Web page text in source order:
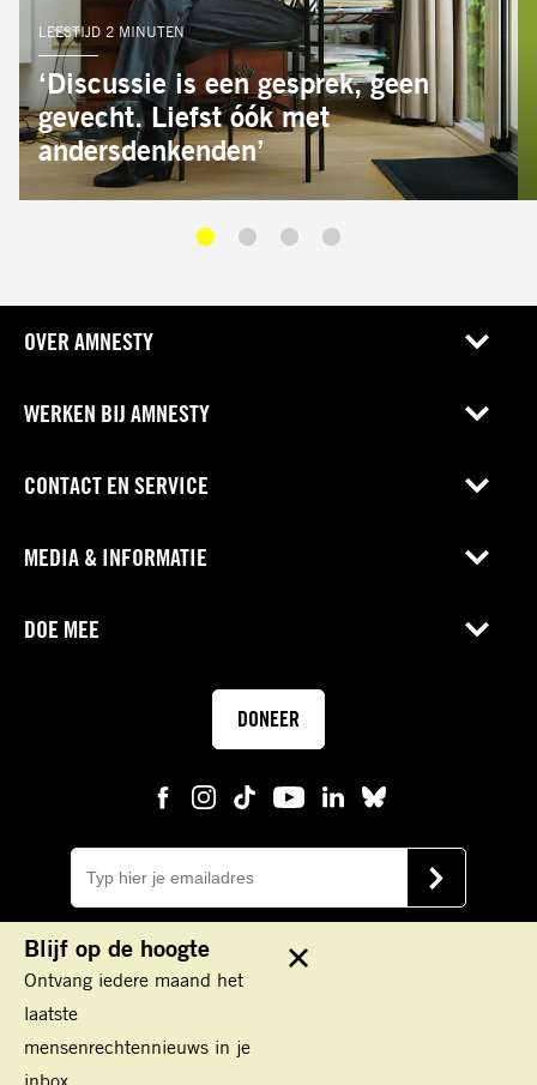
‘Discussie is een gesprek, geen
gevecht. Liefst óók met
andersdenkenden’
LEESTIJD 2 MINUTEN
OVER AMNESTY
WERKEN BIJ AMNESTY
CONTACT EN SERVICE
MEDIA & INFORMATIE
DOE MEE
DONEER
mail
VERSTUUR
Keizersgracht 177
Blijf op de hoogte
Ontvang iedere maand het
laatste
mensenrechtennieuws in je
inbox
Sluit